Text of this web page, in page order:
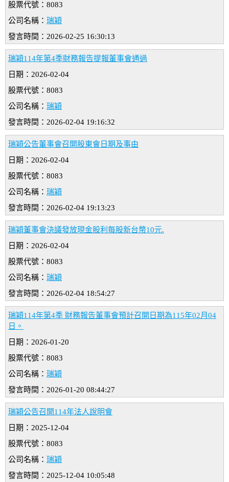
股票代號：8083
公司名稱： 瑞穎
發言時間：2026-02-25 16:30:13
瑞穎114年第4季財務報告提報董事會通過
日期：2026-02-04
股票代號：8083
公司名稱： 瑞穎
發言時間：2026-02-04 19:16:32
瑞穎公告董事會召開股東會日期及事由
日期：2026-02-04
股票代號：8083
公司名稱： 瑞穎
發言時間：2026-02-04 19:13:23
瑞穎董事會決議發放現金股利每股新台幣10元.
日期：2026-02-04
股票代號：8083
公司名稱： 瑞穎
發言時間：2026-02-04 18:54:27
瑞穎114年第4季 財務報告董事會預計召開日期為115年02月04
日。
日期：2026-01-20
股票代號：8083
公司名稱： 瑞穎
發言時間：2026-01-20 08:44:27
瑞穎公告召開114年法人說明會
日期：2025-12-04
股票代號：8083
公司名稱： 瑞穎
發言時間：2025-12-04 10:05:48